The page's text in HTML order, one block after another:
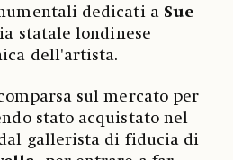
dedicati a Sue
statale londinese
dell'artista.
sul mercato per
stato acquistato nel
gallerista di fiducia di